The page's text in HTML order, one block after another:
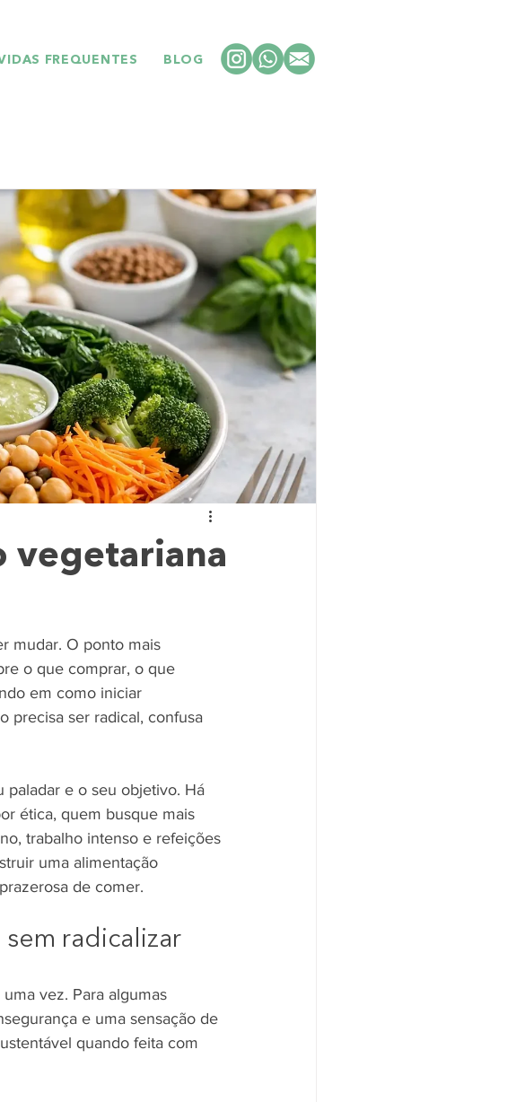
FREQUENTES BLOG
vegetariana
mudar. O ponto mais
o que comprar, o que
em como iniciar
precisa ser radical, confusa
paladar e o seu objetivo. Há
ética, quem busque mais
trabalho intenso e refeições
uma alimentação
de comer.
radicalizar
vez. Para algumas
e uma sensação de
quando feita com